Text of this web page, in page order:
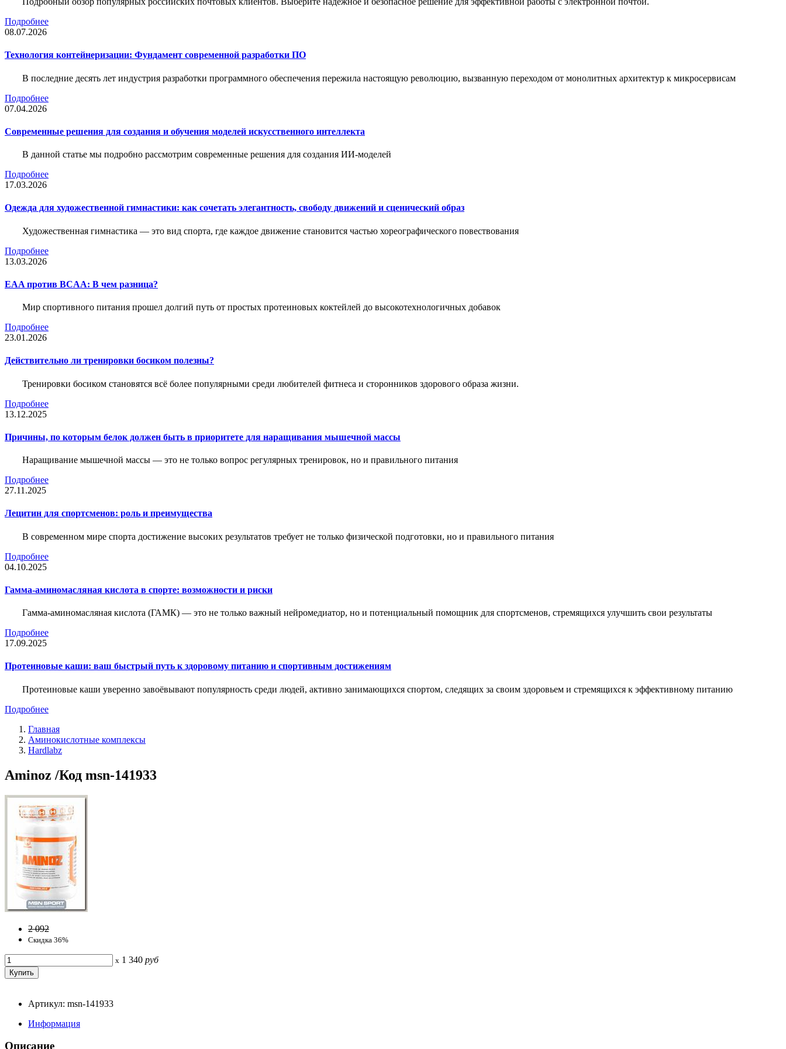
Подробнее
08.07.2026
Технология контейнеризации: Фундамент современной разработки ПО
В последние десять лет индустрия разработки программного обеспечения пережила настоящую революцию, вызванную переходом от монолитных архитектур к микросервисам
Подробнее
07.04.2026
Современные решения для создания и обучения моделей искусственного интеллекта
В данной статье мы подробно рассмотрим современные решения для создания ИИ-моделей
Подробнее
17.03.2026
Одежда для художественной гимнастики: как сочетать элегантность, свободу движений и сценический образ
Художественная гимнастика — это вид спорта, где каждое движение становится частью хореографического повествования
Подробнее
13.03.2026
EAA против BCAA: В чем разница?
Мир спортивного питания прошел долгий путь от простых протеиновых коктейлей до высокотехнологичных добавок
Подробнее
23.01.2026
Действительно ли тренировки босиком полезны?
Тренировки босиком становятся всё более популярными среди любителей фитнеса и сторонников здорового образа жизни.
Подробнее
13.12.2025
Причины, по которым белок должен быть в приоритете для наращивания мышечной массы
Наращивание мышечной массы — это не только вопрос регулярных тренировок, но и правильного питания
Подробнее
27.11.2025
Лецитин для спортсменов: роль и преимущества
В современном мире спорта достижение высоких результатов требует не только физической подготовки, но и правильного питания
Подробнее
04.10.2025
Гамма-аминомасляная кислота в спорте: возможности и риски
Гамма-аминомасляная кислота (ГАМК) — это не только важный нейромедиатор, но и потенциальный помощник для спортсменов, стремящихся улучшить свои результаты
Подробнее
17.09.2025
Протеиновые каши: ваш быстрый путь к здоровому питанию и спортивным достижениям
Протеиновые каши уверенно завоёвывают популярность среди людей, активно занимающихся спортом, следящих за своим здоровьем и стремящихся к эффективному питанию
Подробнее
Главная
Аминокислотные комплексы
Hardlabz
Aminoz /Код msn-141933
2 092
Скидка 36%
x 1 340 руб
Артикул: msn-141933
Информация
Описание